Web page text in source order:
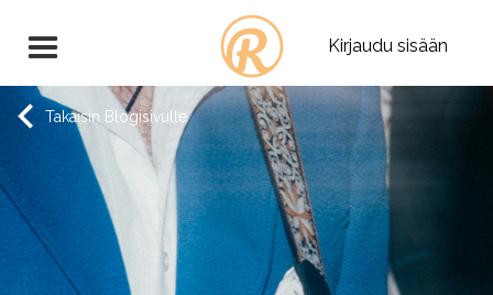
Kirjaudu sisään
Takaisin Blogisivulle